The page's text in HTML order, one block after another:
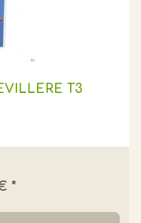
T3
*